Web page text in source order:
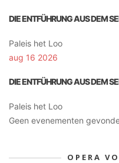
DIE ENTFÜHRUNG AUS DEM
Paleis het Loo
aug 16 2026
DIE ENTFÜHRUNG AUS DEM
Paleis het Loo
Geen evenementen
OPERA